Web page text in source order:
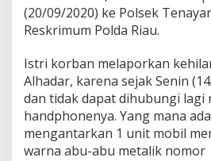
(20/09/2020) ke Polsek
Reskrimum Polda Riau.
Istri korban melaporkan
Alhadar, karena sejak Senin
dan tidak dapat dihubungi lagi
handphonenya. Yang mana
mengantarkan 1 unit mobil
warna abu-abu metalik nomor